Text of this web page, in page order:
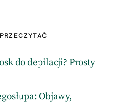
do depilacji? Prosty
Objawy,